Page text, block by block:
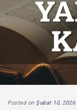
Posted on Şubat 10, 2026